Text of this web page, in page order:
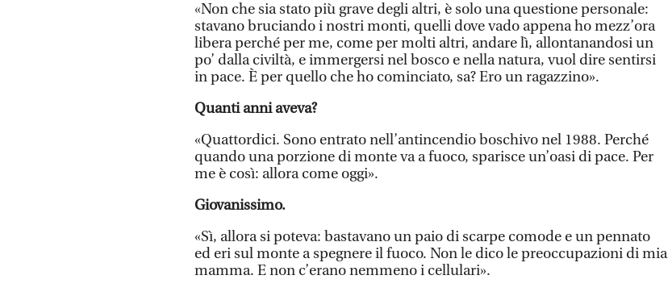
«Non che sia stato più grave degli altri, è solo una questione personale:
stavano bruciando i nostri monti, quelli dove vado appena ho mezz’ora
libera perché per me, come per molti altri, andare lì, allontanandosi un
po’ dalla civiltà, e immergersi nel bosco e nella natura, vuol dire sentirsi
in pace. È per quello che ho cominciato, sa? Ero un ragazzino».
Quanti anni aveva?
«Quattordici. Sono entrato nell’antincendio boschivo nel 1988. Perché
quando una porzione di monte va a fuoco, sparisce un’oasi di pace. Per
me è così: allora come oggi».
Giovanissimo.
«Sì, allora si poteva: bastavano un paio di scarpe comode e un pennato
ed eri sul monte a spegnere il fuoco. Non le dico le preoccupazioni di mia
mamma. E non c’erano nemmeno i cellulari».